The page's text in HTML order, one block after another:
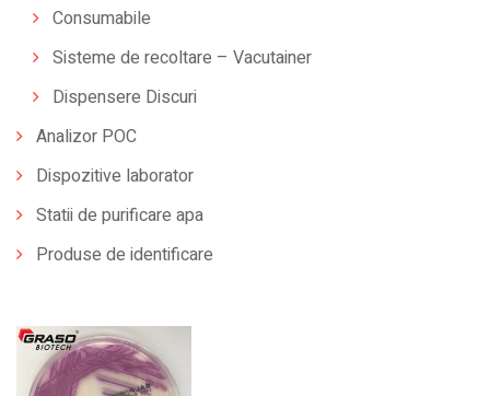
Consumabile
Sisteme de recoltare – Vacutainer
Dispensere Discuri
Analizor POC
Dispozitive laborator
Statii de purificare apa
Produse de identificare